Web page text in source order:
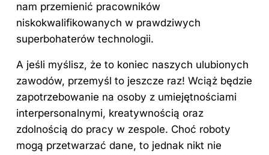
nam przemienić pracowników
niskokwalifikowanych w prawdziwych
superbohaterów technologii.
A jeśli myślisz, że to koniec naszych ulubionych
zawodów, przemyśl to jeszcze raz! Wciąż będzie
zapotrzebowanie na osoby z umiejętnościami
interpersonalnymi, kreatywnością oraz
zdolnością do pracy w zespole. Choć roboty
mogą przetwarzać dane, to jednak nikt nie